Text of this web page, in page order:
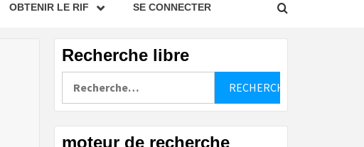
OBTENIR LE RIF SE CONNECTER
Recherche libre
moteur de recherche